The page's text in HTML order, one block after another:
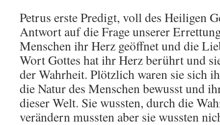
Petrus erste Predigt, voll des Heiligen
Antwort auf die Frage unserer
Menschen ihr Herz geöffnet und die
Wort Gottes hat ihr Herz berührt und
der Wahrheit. Plötzlich waren sie sich
die Natur des Menschen bewusst und
dieser Welt. Sie wussten, durch die
verändern mussten aber sie wussten